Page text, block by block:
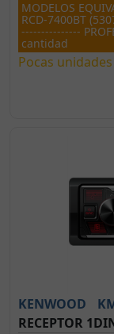
MODELOS
RCD-7400BT
---------------
cantidad
Pocas
KENWOOD
RECEPTOR